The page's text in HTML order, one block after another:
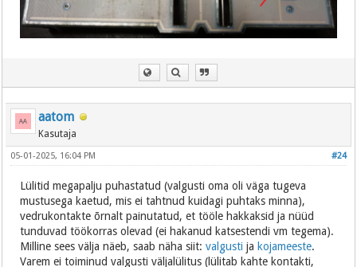
aatom
Kasutaja
#24
05-01-2025, 16:04 PM
Lülitid megapalju puhastatud (valgusti oma oli väga tugeva
mustusega kaetud, mis ei tahtnud kuidagi puhtaks minna),
vedrukontakte õrnalt painutatud, et tööle hakkaksid ja nüüd
tunduvad töökorras olevad (ei hakanud katsestendi vm tegema).
Milline sees välja näeb, saab näha siit:valgusti jakojameeste.
Varem ei toiminud valgusti väljalülitus (lülitab kahte kontakti,